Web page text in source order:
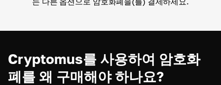
Cryptomus를 사용하여 암호화
폐를 왜 구매해야 하나요?